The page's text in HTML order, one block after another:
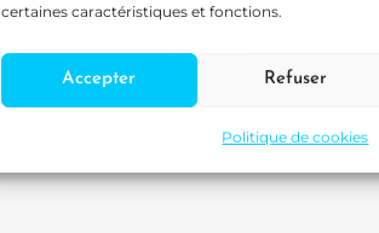
certaines caractéristiques et fonctions.
Accepter Refuser
Politique de cookies